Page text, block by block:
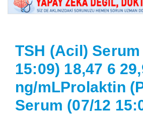
TSH (Acil) Serum
15:09) 18,47 6
ng/mLProlaktin
Serum (07/12